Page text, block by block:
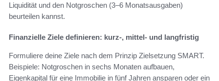
Liquidität und den Notgroschen (3–6 Monatsausgaben)
beurteilen kannst.
Finanzielle Ziele definieren: kurz-, mittel- und langfristig
Formuliere deine Ziele nach dem Prinzip Zielsetzung SMART.
Beispiele: Notgroschen in sechs Monaten aufbauen,
Eigenkapital für eine Immobilie in fünf Jahren ansparen oder ein